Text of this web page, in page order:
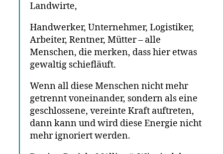
Landwirte,
Handwerker, Unternehmer, Logistiker,
Arbeiter, Rentner, Mütter – alle
Menschen, die merken, dass hier etwas
gewaltig schiefläuft.
Wenn all diese Menschen nicht mehr
getrennt voneinander, sondern als eine
geschlossene, vereinte Kraft auftreten,
dann kann und wird diese Energie nicht
mehr ignoriert werden.